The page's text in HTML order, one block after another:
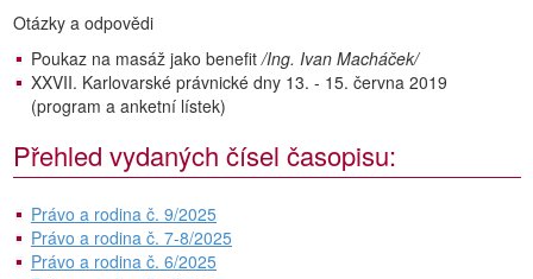
Otázky a odpovědi
Poukaz na masáž jako benefit/Ing. Ivan Macháček/
XXVII. Karlovarské právnické dny 13. - 15. června 2019
(program a anketní lístek)
Přehled vydaných čísel časopisu:
Právo a rodina č. 9/2025
Právo a rodina č. 7-8/2025
Právo a rodina č. 6/2025